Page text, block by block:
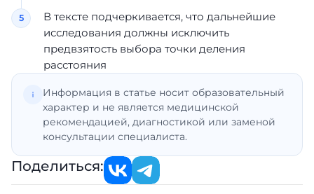
В тексте подчеркивается, что дальнейшие
исследования должны исключить
предвзятость выбора точки деления
расстояния
Информация в статье носит образовательный
характер и не является медицинской
рекомендацией, диагностикой или заменой
консультации специалиста.
Поделиться: